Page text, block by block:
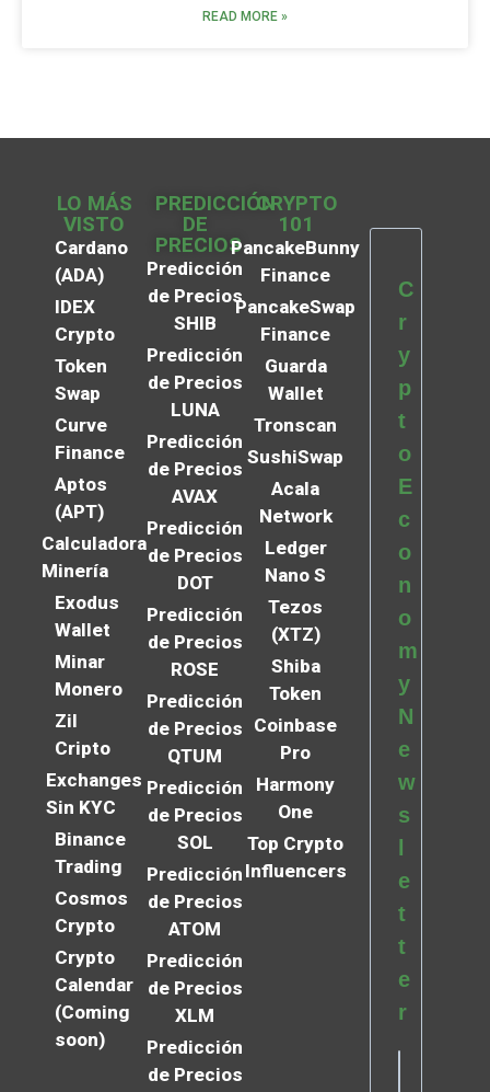
READ MORE »
LO MÁS
VISTO
Cardano
(ADA)
IDEX
Crypto
Token
Swap
Curve
Finance
Aptos
(APT)
Calculadora
Minería
Exodus
Wallet
Minar
Monero
Zil
Cripto
Exchanges
Sin KYC
Binance
Trading
Cosmos
Crypto
Crypto
Calendar
(Coming
soon)
PREDICCIÓN
DE
PRECIOS
Predicción
de Precios
SHIB
Predicción
de Precios
LUNA
Predicción
de Precios
AVAX
Predicción
de Precios
DOT
Predicción
de Precios
ROSE
Predicción
de Precios
QTUM
Predicción
de Precios
SOL
Predicción
de Precios
ATOM
Predicción
de Precios
XLM
Predicción
de Precios
CRYPTO
101
PancakeBunny
Finance
PancakeSwap
Finance
Guarda
Wallet
Tronscan
SushiSwap
Acala
Network
Ledger
Nano S
Tezos
(XTZ)
Shiba
Token
Coinbase
Pro
Harmony
One
Top Crypto
Influencers
C
r
y
p
t
o
E
c
o
n
o
m
y
N
e
w
s
e
t
t
e
r